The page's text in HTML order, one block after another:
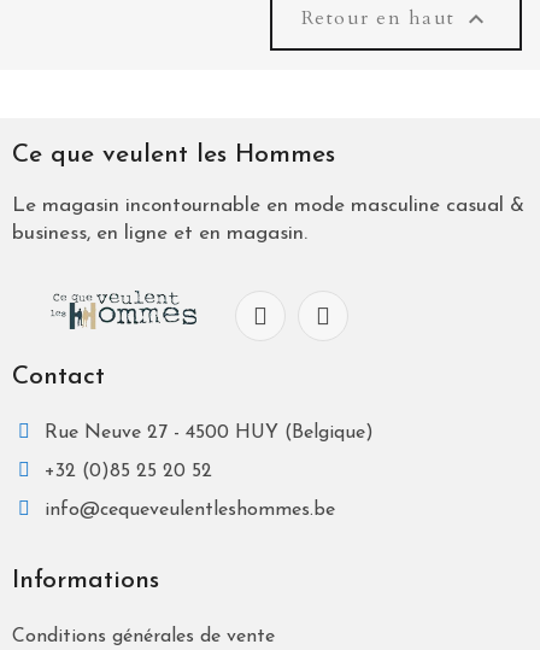
Retour en haut 
Ce que veulent les Hommes
Le magasin incontournable en mode masculine casual &
business, en ligne et en magasin.
Contact
Rue Neuve 27 - 4500 HUY (Belgique)
+32 (0)85 25 20 52
info@cequeveulentleshommes.be
Informations
Conditions générales de vente